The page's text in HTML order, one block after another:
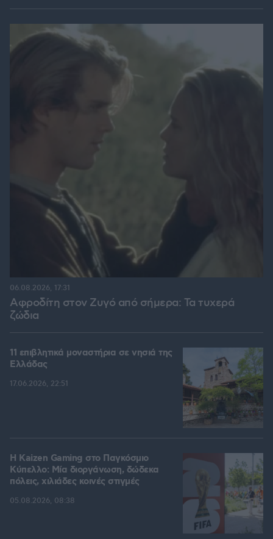
Αφροδίτη στον Ζυγό από σήμερα: Τα τυχερά
ζώδια
06.08.2026, 17:31
11 επιβλητικά μοναστήρια σε νησιά της
Ελλάδας
17.06.2026, 22:51
H Kaizen Gaming στο Παγκόσμιο
Kύπελλο: Μία διοργάνωση, δώδεκα
πόλεις, χιλιάδες κοινές στιγμές
05.08.2026, 08:38